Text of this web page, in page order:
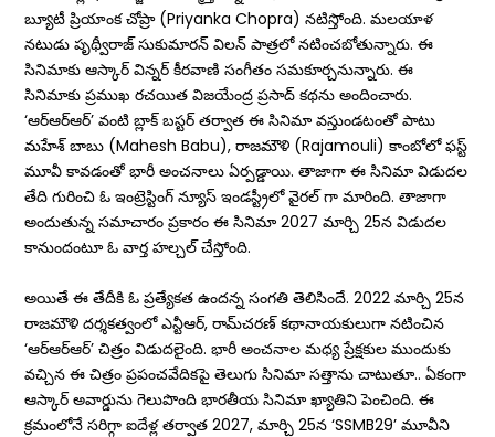
బ్యూటీ ప్రియాంక చోప్రా (Priyanka Chopra) నటిస్తోంది. మ‌ల‌యాళ
న‌టుడు పృథ్వీరాజ్ సుకుమార‌న్ విల‌న్ పాత్ర‌లో న‌టించ‌బోతున్నారు. ఈ
సినిమాకు ఆస్కార్ విన్నర్ కీరవాణి సంగీతం సమకూర్చనున్నారు. ఈ
సినిమాకు ప్రముఖ రచయిత విజయేంద్ర ప్రసాద్‌ కథను అందించారు.
‘ఆర్‌ఆర్‌ఆర్’ వంటి బ్లాక్ బ‌స్ట‌ర్ త‌ర్వాత ఈ సినిమా వ‌స్తుండ‌టంతో పాటు
మ‌హేశ్ బాబు (Mahesh Babu), రాజ‌మౌళి (Rajamouli) కాంబోలో ఫ‌స్ట్
మూవీ కావ‌డంతో భారీ అంచ‌నాలు ఏర్ప‌డ్డాయి. తాజాగా ఈ సినిమా విడుదల
తేది గురించి ఓ ఇంట్రెస్టింగ్ న్యూస్ ఇండస్ట్రీలో వైరల్ గా మారింది. తాజాగా
అందుతున్న సమాచారం ప్రకారం ఈ సినిమా 2027 మార్చి 25న విడుదల
కానుందంటూ ఓ వార్త హల్చల్ చేస్తోంది.
అయితే ఈ తేదీకి ఓ ప్రత్యేకత ఉందన్న సంగతి తెలిసిందే. 2022 మార్చి 25న
రాజమౌళి దర్శకత్వంలో ఎన్టీఆర్‌, రామ్‌చరణ్‌ కథానాయకులుగా నటించిన
‘ఆర్‌ఆర్‌ఆర్‌’ చిత్రం విడుదలైంది. భారీ అంచనాల మధ్య ప్రేక్షకుల ముందుకు
వచ్చిన ఈ చిత్రం ప్రపంచవేదికపై తెలుగు సినిమా సత్తాను చాటుతూ.. ఏకంగా
ఆస్కార్‌ అవార్డును గెలుపొంది భారతీయ సినిమా ఖ్యాతిని పెంచింది. ఈ
క్రమంలోనే సరిగ్గా ఐదేళ్ల తర్వాత 2027, మార్చి 25న ‘SSMB29’ మూవీని